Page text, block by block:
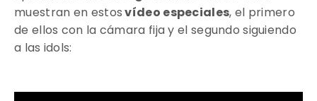
muestran en estosvídeo especiales, el primero
de ellos con la cámara fija y el segundo siguiendo
a las idols: